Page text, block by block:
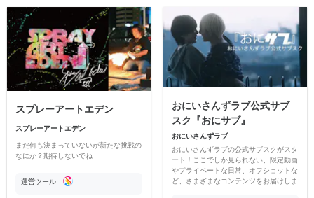
スプレーアートエデン
スプレーアートエデン
まだ何も決まっていないが新たな挑戦の
なにか？期待しないでね
運営ツール
おにいさんずラブ公式サブ
スク『おにサブ』
おにいさんずラブ
おにいさんずラブの公式サブスクがスタ
ート！ここでしか見られない、限定動画
やプライベートな日常、オフショットな
ど、さまざまなコンテンツをお届けしま